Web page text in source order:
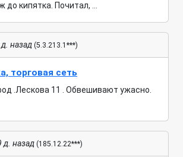
до кипятка. Почитал, ...
назад (5.3.213.1***)
торговая сеть
.Лескова 11 . Обвешивают ужасно.
д. назад (185.12.22***)